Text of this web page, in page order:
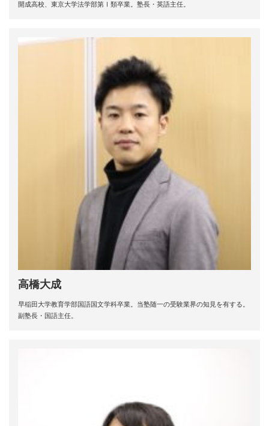
開成高校、東京大学法学部第Ⅰ類卒業。塾長・英語主任。
高橋大成
早稲田大学教育学部国語国文学科卒業。当塾随一の受験業界の知見を有する。
副塾長・国語主任。